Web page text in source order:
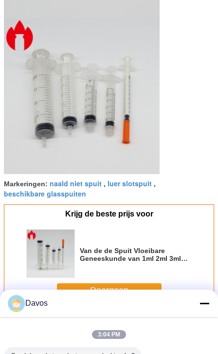
Markeringen: naald niet spuit , luer slotspuit ,
beschikbare glasspuiten
Krijg de beste prijs voor
Van de de Spuit Vloeibare
Geneeskunde van 1ml 2ml 3ml
Doorgaan
MeerGlas Vooraf gevulde Spuiten
Davos
3:04 PM